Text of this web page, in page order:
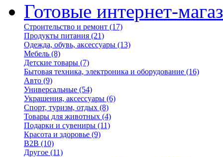
Готовые интернет-
Строительство и ремонт (17)
Продукты питания (21)
Одежда, обувь, аксессуары (13)
Мебель (8)
Детские товары (7)
Бытовая техника, электроника и оборудование (16)
Авто (9)
Универсальные (54)
Украшения, аксессуары (6)
Спорт, туризм, отдых (8)
Товары для животных (4)
Подарки и сувениры (11)
Красота и здоровье (9)
B2B (10)
Другое (11)